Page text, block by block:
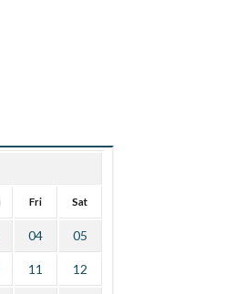
Fri Sat
04 05
11 12